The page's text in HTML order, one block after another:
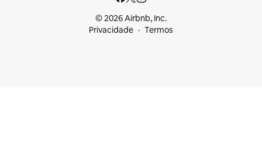
© 2026 Airbnb, Inc.
Privacidade
Termos